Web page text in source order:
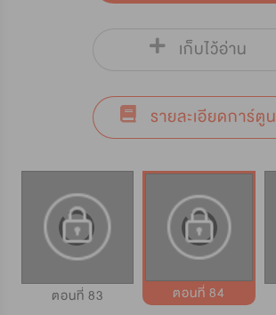
เก็บไว้อ่าน
รายละเอียดการ์ตูน
ตอนที่ 83 ตอนที่ 84